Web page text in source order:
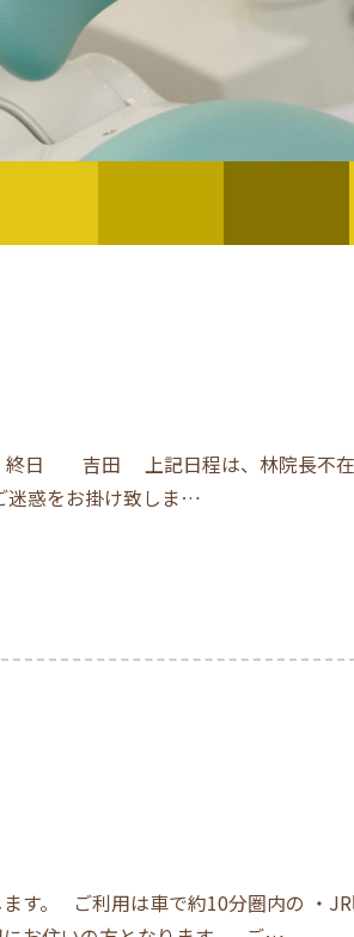
吉田 上記日程は、林院長不在
迷惑をお掛け致しま…
す。 ご利用は車で約10分圏内の ・